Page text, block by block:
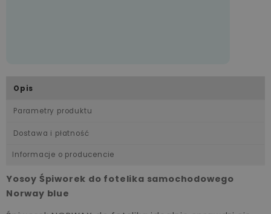
Opis
Parametry produktu
Dostawa i płatność
Informacje o producencie
Yosoy Śpiworek do fotelika samochodowego
Norway blue